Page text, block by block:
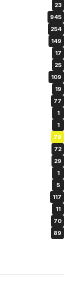
23
945
254
149
17
25
109
19
77
1
1
78
72
29
1
5
117
11
70
89